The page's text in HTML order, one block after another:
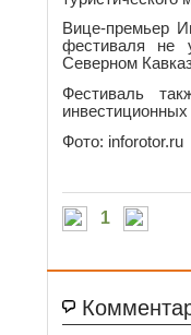
Вице-премьер
фестиваля не
Северном
Фестиваль
инвестиционных
Фото: inforotor.ru
1